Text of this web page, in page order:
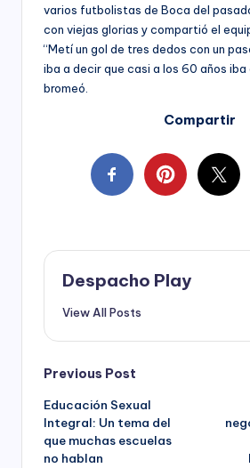
varios futbolistas de Boca del
con viejas glorias y compartió el
“Metí un gol de tres dedos con un
iba a decir que casi a los 60 años iba
bromeó.
Compartir
Despacho Play
View All Posts
Post
navigation
Previous Post
Educación Sexual
Integral: Un tema del
que muchas escuelas
no hablan